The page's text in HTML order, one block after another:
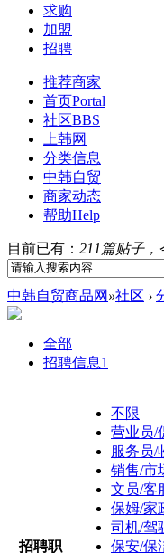
求购
加盟
招聘
推荐商家
首页Portal
社区BBS
上韩网
分类信息
中韩自贸
商家动态
帮助Help
目前已有： 211篇贴子，
中韩自贸商品网 »社区 ›
全部
招聘信息1
招聘职
不限
营业员/
服务员/
销售/市
文员/客
保姆/家
司机/驾
保安/保